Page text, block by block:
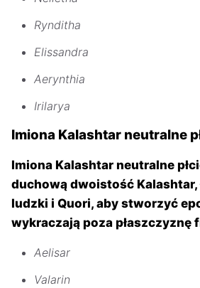
Rynditha
Elissandra
Aerynthia
Irilarya
Imiona Kalashtar neutralne
Imiona Kalashtar neutralne
duchową dwoistość Kalashtar,
ludzki i Quori, aby stworzyć
wykraczają poza płaszczyznę
Aelisar
Valarin